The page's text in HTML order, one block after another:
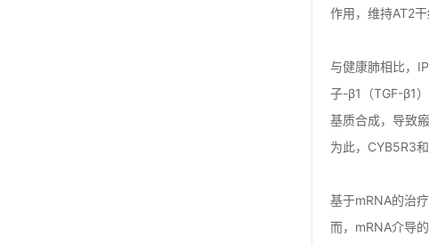
作用，维持AT2
与健康肺相比，
子-β1（TGF-β1
基质合成，导致
为此，CYB5R3
基于mRNA的治
而，mRNA介导